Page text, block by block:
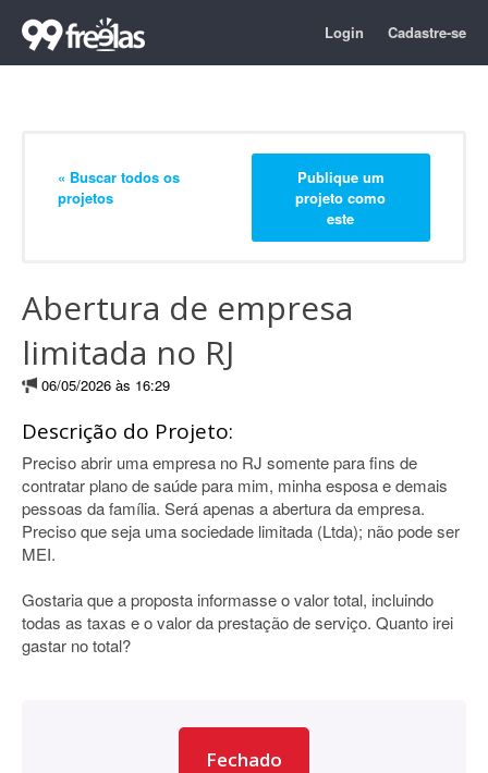
Login Cadastre-se
« Buscar todos os
projetos
Publique um
projeto como
este
Abertura de empresa
limitada no RJ
06/05/2026 às 16:29
Descrição do Projeto:
Preciso abrir uma empresa no RJ somente para fins de
contratar plano de saúde para mim, minha esposa e demais
pessoas da família. Será apenas a abertura da empresa.
Preciso que seja uma sociedade limitada (Ltda); não pode ser
MEI.
Gostaria que a proposta informasse o valor total, incluindo
todas as taxas e o valor da prestação de serviço. Quanto irei
gastar no total?
Fechado